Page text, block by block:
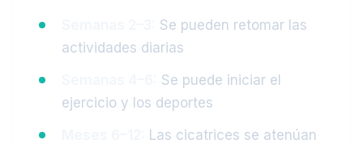
Se pueden retomar las
actividades diarias
Se puede iniciar el
ejercicio y los deportes
Las cicatrices se atenúan